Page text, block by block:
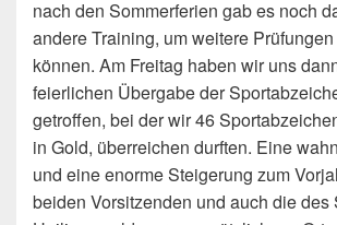
nach den Sommerferien gab es noch
andere Training, um weitere
können. Am Freitag haben wir uns
feierlichen Übergabe der
getroffen, bei der wir 46
in Gold, überreichen durften. Eine
und eine enorme Steigerung zum
beiden Vorsitzenden und auch die des